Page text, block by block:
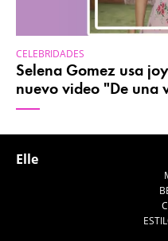
CELEBRIDADES
Selena Gomez usa
nuevo video "De una
Elle